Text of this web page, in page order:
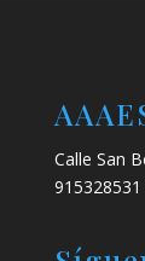
Calle San
915328531